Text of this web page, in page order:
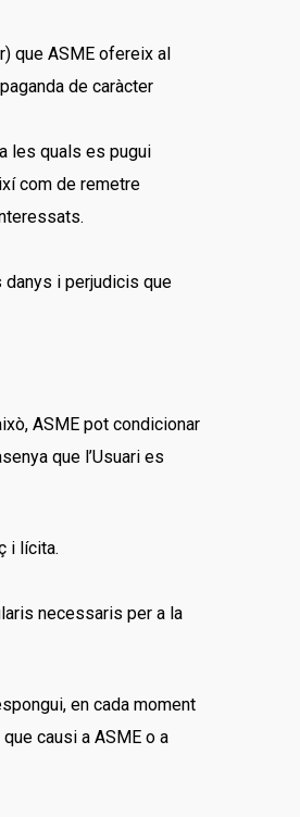
que ASME ofereix al
de caràcter
les quals es pugui
com de remetre
i perjudicis que
ASME pot condicionar
que l’Usuari es
i lícita.
necessaris per a la
en cada moment
causi a ASME o a